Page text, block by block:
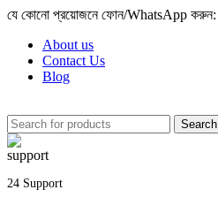
যে কোনো প্রয়োজনে ফোন/WhatsApp করুন:
About us
Contact Us
Blog
Search
24 Support